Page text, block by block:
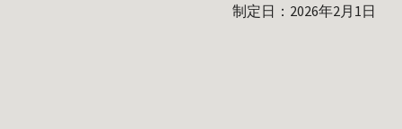
制定日：2026年2月1日